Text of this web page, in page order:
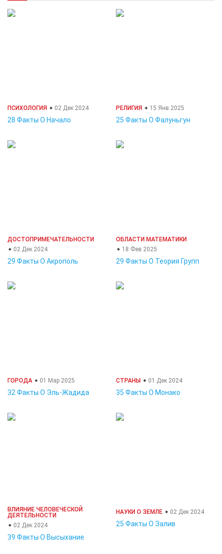
ПСИХОЛОГИЯ 02 Дек 2024
28 Факты О Начало
РЕЛИГИЯ 15 Янв 2025
25 Факты О Фалуньгун
ДОСТОПРИМЕЧАТЕЛЬНОСТИ
02 Дек 2024
29 Факты О Акрополь
ОБЛАСТИ МАТЕМАТИКИ
18 Фев 2025
29 Факты О Теория Групп
ГОРОДА 01 Мар 2025
32 Факты О Эль-Жадида
СТРАНЫ 01 Дек 2024
35 Факты О Монако
ВЛИЯНИЕ ЧЕЛОВЕЧЕСКОЙ
ДЕЯТЕЛЬНОСТИ
02 Дек 2024
39 Факты О Высыхание
НАУКИ О ЗЕМЛЕ 02 Дек 2024
25 Факты О Залив